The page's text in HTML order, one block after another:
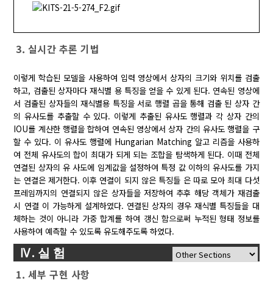
3. 실시간 추론 기법
이렇게 학습된 모델을 사용하여 입력 영상에서 상자의 크기와 위치를 검출
하고, 검출된 상자마다 재식별 용 특징을 얻을 수 있게 된다. 연속된 영상에
서 검출된 상자들의 재식별용 특징을 서로 행렬 곱을 통해 검출 된 상자 간
의 유사도를 추출할 수 있다. 이렇게 추출된 유사도 행렬과 각 상자 간의
IOU를 계산한 행렬을 합하여 연속된 영상에서 상자 간의 유사도 행렬을 구
할 수 있다. 이 유사도 행렬에 Hungarian Matching 알고 리즘을 사용하
여 전체 유사도의 합이 최대가 되게 되는 조합을 탐색하게 된다. 이때 전체
연결된 상자의 유 사도에 임계값을 설정하여 특정 값 이하의 유사도를 가지
는 연결은 제거한다. 이후 연결이 되지 않은 특징들 은 따로 모아 최대 다섯
프레임까지의 연결되지 않은 상자들을 저장하여 추후 해당 객체가 재검출
시 연결 이 가능하게 설계하였다. 연결된 상자의 경우 재식별 특징들을 대
체하는 것이 아니라 가중 합계를 하여 갱신 함으로써 누적된 형태 정보를
사용하여 예측할 수 있도록 유도해주도록 하였다.
Ⅳ. 실 험
1. 세부 구현 사항